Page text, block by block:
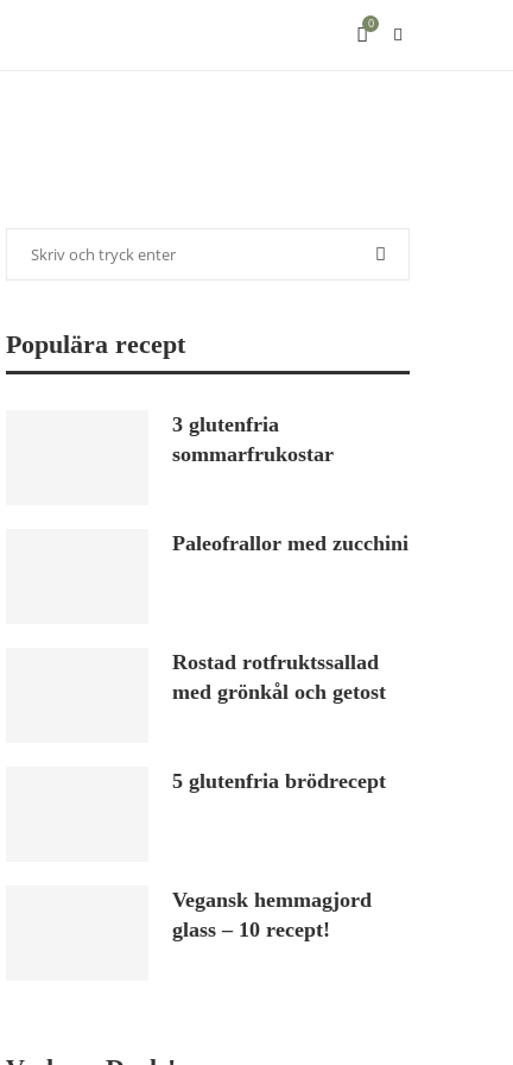
0
Populära recept
3 glutenfria
sommarfrukostar
Paleofrallor med zucchini
Rostad rotfruktssallad
med grönkål och getost
5 glutenfria brödrecept
Vegansk hemmagjord
glass – 10 recept!